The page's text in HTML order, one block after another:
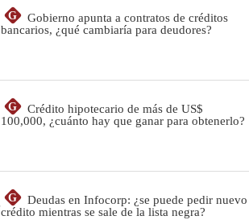
G
Gobierno apunta a contratos de créditos
bancarios, ¿qué cambiaría para deudores?
G
Crédito hipotecario de más de US$
100,000, ¿cuánto hay que ganar para obtenerlo?
G
Deudas en Infocorp: ¿se puede pedir nuevo
crédito mientras se sale de la lista negra?